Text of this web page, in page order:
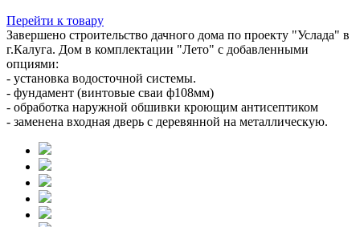
Перейти к товару
Завершено строительство дачного дома по проекту "Услада" в
г.Калуга. Дом в комплектации "Лето" с добавленными
опциями:
- установка водосточной системы.
- фундамент (винтовые сваи ф108мм)
- обработка наружной обшивки кроющим антисептиком
- заменена входная дверь с деревянной на металлическую.